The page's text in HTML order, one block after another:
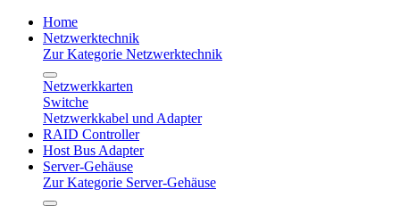
Home
Netzwerktechnik
Zur Kategorie Netzwerktechnik
Netzwerkkarten
Switche
Netzwerkkabel und Adapter
RAID Controller
Host Bus Adapter
Server-Gehäuse
Zur Kategorie Server-Gehäuse